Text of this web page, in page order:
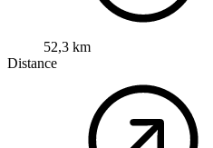
52,3 km
Distance